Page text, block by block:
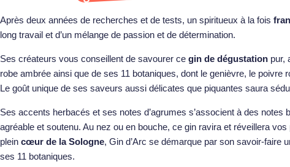
Après deux années de recherches et de tests, un spiritueux à la fois
long travail et d’un mélange de passion et de détermination.
Ses créateurs vous conseillent de savourer ce gin de dégustation pur,
robe ambrée ainsi que de ses 11 botaniques, dont le genièvre, le poivre
Le goût unique de ses saveurs aussi délicates que piquantes saura
Ses accents herbacés et ses notes d’agrumes s’associent à des notes
agréable et soutenu. Au nez ou en bouche, ce gin ravira et réveillera
plein cœur de la Sologne, Gin d’Arc se démarque par son savoir-faire
ses 11 botaniques.